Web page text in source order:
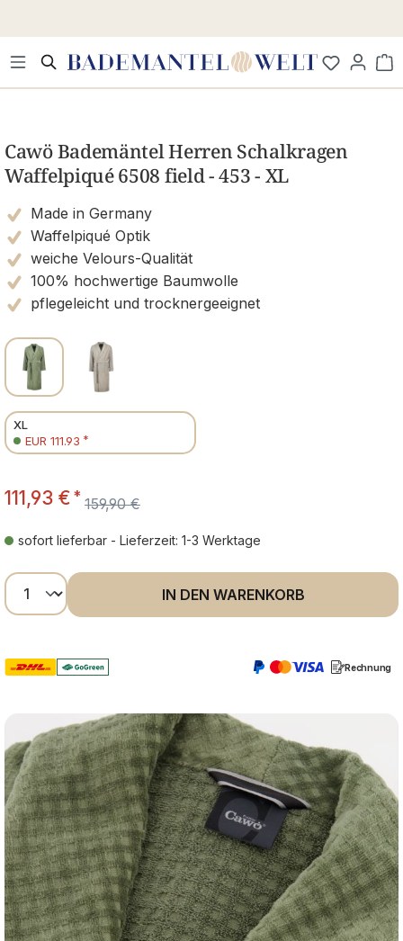
Cawö Bademäntel Herren Schalkragen
Waffelpiqué 6508 field - 453 - XL
Made in Germany
Waffelpiqué Optik
weiche Velours-Qualität
100% hochwertige Baumwolle
pflegeleicht und trocknergeeignet
XL
EUR 111.93 *
111,93 € * 159,90 €
sofort lieferbar - Lieferzeit: 1-3 Werktage
Produkt Anzahl: Gib den gewünschten
IN DEN WARENKORB
Rechnung